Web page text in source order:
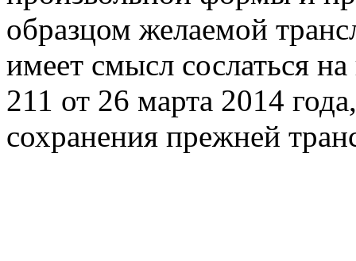
образцом желаемой
имеет смысл сослаться
211 от 26 марта 2014
сохранения прежней